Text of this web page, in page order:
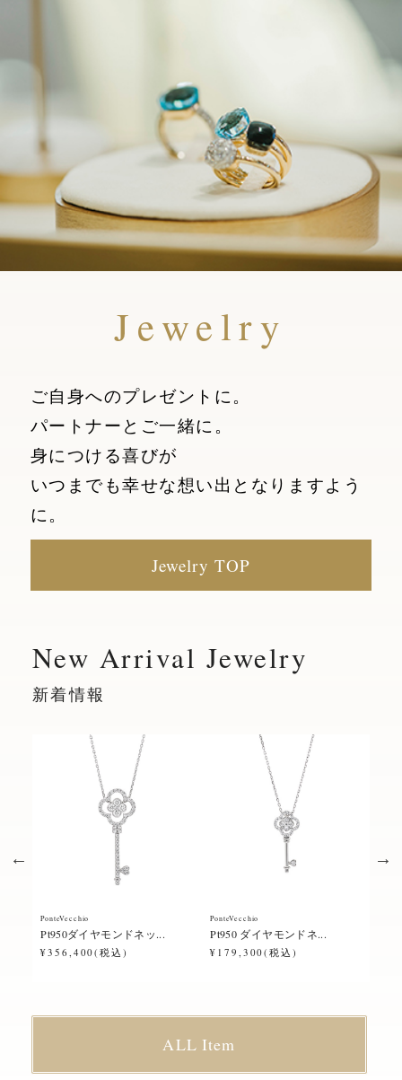
Jewelry
ご自身へのプレゼントに。
パートナーとご一緒に。
身につける喜びが
いつまでも幸せな想い出となりますよう
に。
Jewelry TOP
New Arrival Jewelry
新着情報
PonteVecchio
Pt950ダイヤモンドネッ...
¥356,400(税込)
PonteVecchio
Pt950 ダイヤモンドネ...
¥179,300(税込)
ALL Item